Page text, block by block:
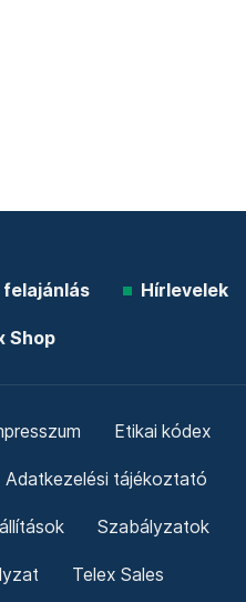
felajánlás Hírlevelek
Shop
Etikai kódex
Adatkezelési tájékoztató
Szabályzatok
Telex Sales